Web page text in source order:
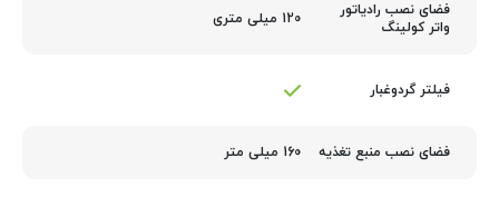
فضای نصب رادیاتور
واتر کولینگ
120 میلی متری
فیلتر گردوغبار
فضای نصب منبع تغذیه 160 میلی متر